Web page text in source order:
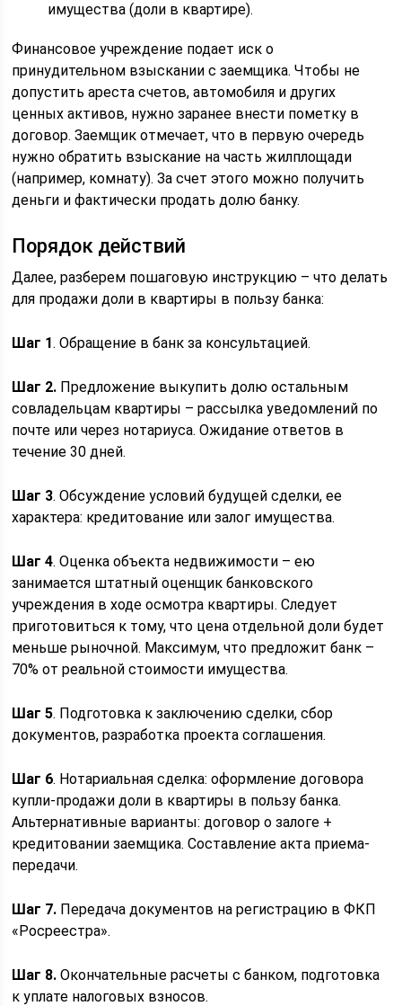
имущества (доли в квартире).
Финансовое учреждение подает иск о
принудительном взыскании с заемщика. Чтобы не
допустить ареста счетов, автомобиля и других
ценных активов, нужно заранее внести пометку в
договор. Заемщик отмечает, что в первую очередь
нужно обратить взыскание на часть жилплощади
(например, комнату). За счет этого можно получить
деньги и фактически продать долю банку.
Порядок действий
Далее, разберем пошаговую инструкцию – что делать
для продажи доли в квартиры в пользу банка:
Шаг 1. Обращение в банк за консультацией.
Шаг 2. Предложение выкупить долю остальным
совладельцам квартиры – рассылка уведомлений по
почте или через нотариуса. Ожидание ответов в
течение 30 дней.
Шаг 3. Обсуждение условий будущей сделки, ее
характера: кредитование или залог имущества.
Шаг 4. Оценка объекта недвижимости – ею
занимается штатный оценщик банковского
учреждения в ходе осмотра квартиры. Следует
приготовиться к тому, что цена отдельной доли будет
меньше рыночной. Максимум, что предложит банк –
70% от реальной стоимости имущества.
Шаг 5. Подготовка к заключению сделки, сбор
документов, разработка проекта соглашения.
Шаг 6. Нотариальная сделка: оформление договора
купли-продажи доли в квартиры в пользу банка.
Альтернативные варианты: договор о залоге +
кредитовании заемщика. Составление акта приема-
передачи.
Шаг 7. Передача документов на регистрацию в ФКП
«Росреестра».
Шаг 8. Окончательные расчеты с банком, подготовка
к уплате налоговых взносов.